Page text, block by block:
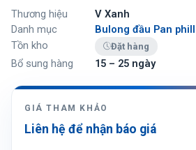
Thương hiệu
V Xanh
Danh mục
Bulong đầu Pan
Tồn kho
Đặt hàng
Bổ sung hàng 15 – 25 ngày
GIÁ THAM KHẢO
Liên hệ để nhận báo giá